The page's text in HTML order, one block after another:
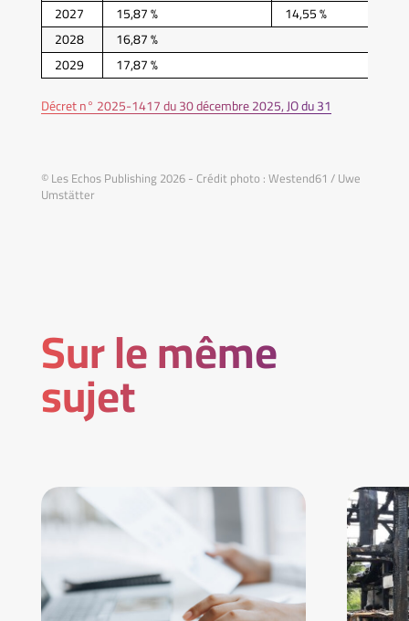
2027
15,87 %
14,55 %
2028
16,87 %
2029
17,87 %
Décret n° 2025-1417 du 30 décembre 2025, JO du 31
© Les Echos Publishing 2026 - Crédit photo : Westend61 / Uwe
Umstätter
Sur le même
sujet